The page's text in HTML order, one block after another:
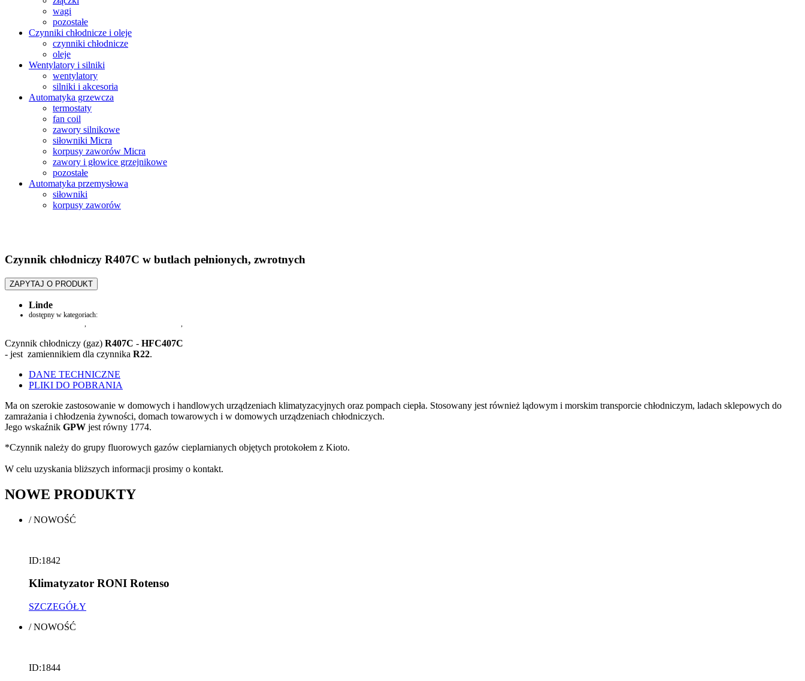
wagi
pozostałe
Czynniki chłodnicze i oleje
czynniki chłodnicze
oleje
Wentylatory i silniki
wentylatory
silniki i akcesoria
Automatyka grzewcza
termostaty
fan coil
zawory silnikowe
siłowniki Micra
korpusy zaworów Micra
zawory i głowice grzejnikowe
pozostałe
Automatyka przemysłowa
siłowniki
korpusy zaworów
Czynnik chłodniczy R407C w butlach pełnionych, zwrotnych
ZAPYTAJ O PRODUKT
Linde
dostępny w kategoriach:
Czynnik chłodniczy (gaz) R407C - HFC407C
- jest zamiennikiem dla czynnika R22.
DANE TECHNICZNE
PLIKI DO POBRANIA
Ma on szerokie zastosowanie w domowych i handlowych urządzeniach klimatyzacyjnych oraz pompach ciepła. Stosowany jest również lądowym i morskim transporcie chłodniczym, ladach sklepowych do
zamrażania i chłodzenia żywności, domach towarowych i w domowych urządzeniach chłodniczych.
Jego wskaźnik GPW jest równy 1774.
*Czynnik należy do grupy fluorowych gazów cieplarnianych objętych protokołem z Kioto.
W celu uzyskania bliższych informacji prosimy o kontakt.
NOWE PRODUKTY
/NOWOŚĆ
ID:1842
Klimatyzator RONI Rotenso
SZCZEGÓŁY
/NOWOŚĆ
ID:1844